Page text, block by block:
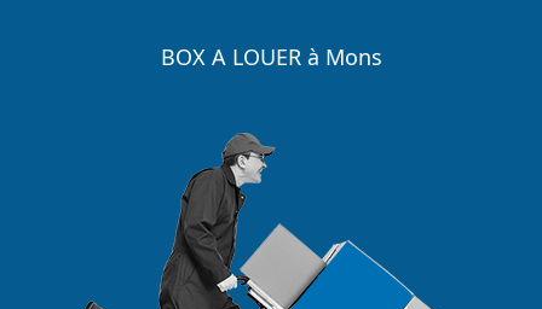
BOX A LOUER à Mons